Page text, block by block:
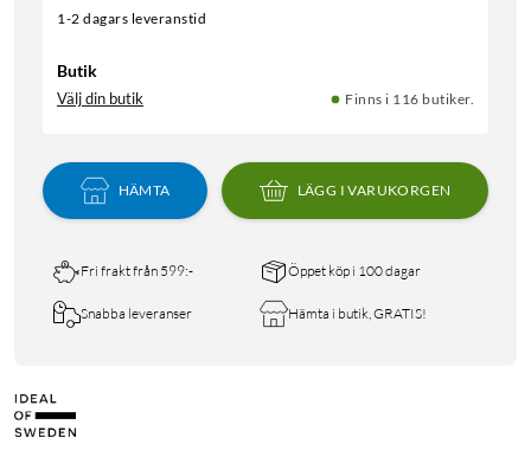
1-2 dagars leveranstid
Butik
Välj din butik Finns i 116 butiker.
HÄMTA LÄGG I VARUKORGEN
Fri frakt från 599:- Öppet köp i 100 dagar
Snabba leveranser Hämta i butik, GRATIS!